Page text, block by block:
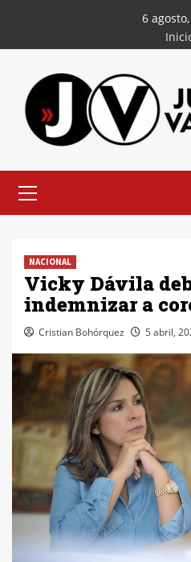
contenido
6
principal
NACIONAL
Vicky Dávila
indemnizar a
Cristian Bohórquez 5 abril,